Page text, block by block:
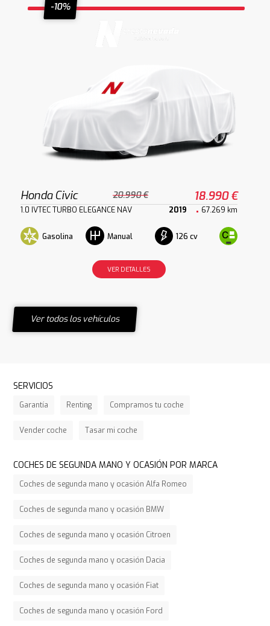
-10%
Honda Civic 20.990 € 18.990 €
1.0 IVTEC TURBO ELEGANCE NAV 2019 67.269 km
Gasolina Manual 126 cv
VER DETALLES
Ver todos los vehículos
SERVICIOS
Garantía Renting Compramos tu coche
Vender coche Tasar mi coche
COCHES DE SEGUNDA MANO Y OCASIÓN POR MARCA
Coches de segunda mano y ocasión Alfa Romeo
Coches de segunda mano y ocasión BMW
Coches de segunda mano y ocasión Citroen
Coches de segunda mano y ocasión Dacia
Coches de segunda mano y ocasión Fiat
Coches de segunda mano y ocasión Ford